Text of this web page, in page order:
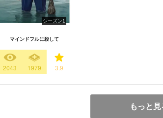
シーズン1
マインドフルに殺して
2043 1979 3.9
もっと見